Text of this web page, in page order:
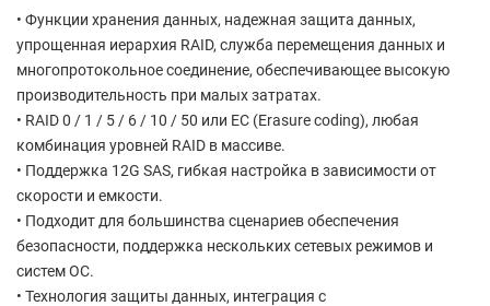
• Функции хранения данных, надежная защита данных,
упрощенная иерархия RAID, служба перемещения данных и
многопротокольное соединение, обеспечивающее высокую
производительность при малых затратах.
• RAID 0 / 1 / 5 / 6 / 10 / 50 или EC (Erasure coding), любая
комбинация уровней RAID в массиве.
• Поддержка 12G SAS, гибкая настройка в зависимости от
скорости и емкости.
• Подходит для большинства сценариев обеспечения
безопасности, поддержка нескольких сетевых режимов и
систем ОС.
• Технология защиты данных, интеграция с